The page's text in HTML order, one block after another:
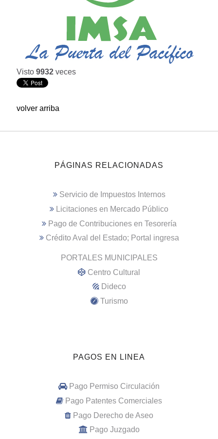
Visto 9932 veces
volver arriba
PÁGINAS RELACIONADAS
Servicio de Impuestos Internos
Licitaciones en Mercado Público
Pago de Contribuciones en Tesorería
Crédito Aval del Estado; Portal ingresa
PORTALES MUNICIPALES
Centro Cultural
Dideco
Turismo
PAGOS EN LINEA
Pago Permiso Circulación
Pago Patentes Comerciales
Pago Derecho de Aseo
Pago Juzgado